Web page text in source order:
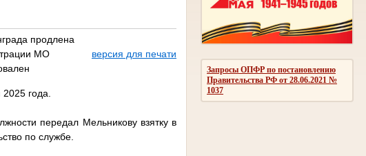
Запросы ОПФР по постановлению
Правительства РФ от 28.06.2021 №
1037
продлена
МО
версия для печати
года.
передал Мельникову взятку в
по службе.